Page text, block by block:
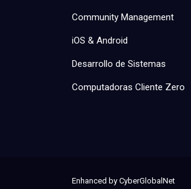
Community Management
iOS & Android
Desarrollo de Sistemas
Computadoras Cliente Zero
Enhanced by CyberGlobalNet